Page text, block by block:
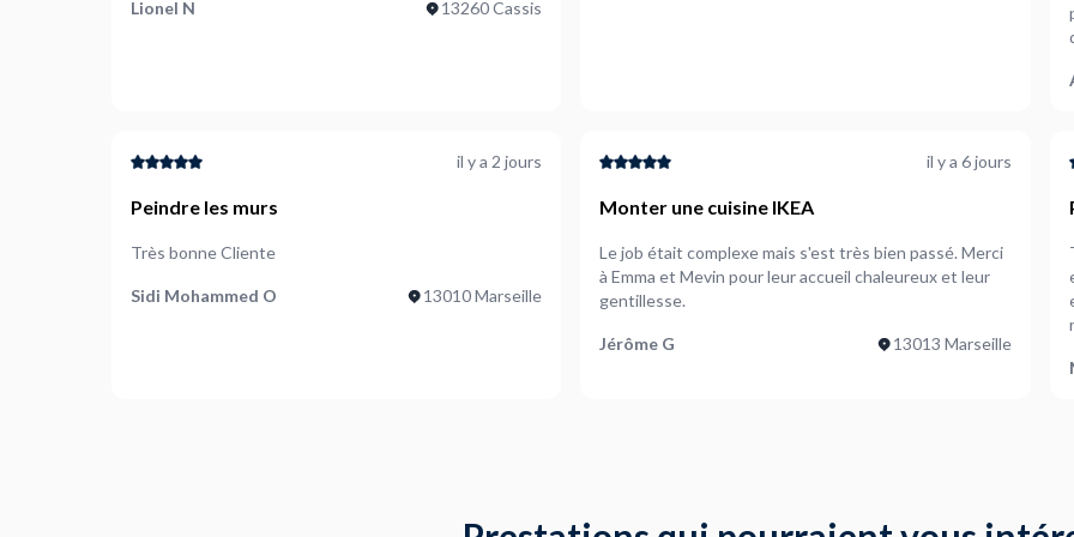
Lionel N 13260 Cassis
il y a 2 jours
Peindre les murs
Très bonne Cliente
Sidi Mohammed O 13010 Marseille
il y a 6 jours
Monter une cuisine IKEA
Le job était complexe mais s'est très bien passé. Merci
à Emma et Mevin pour leur accueil chaleureux et leur
gentillesse.
Jérôme G 13013 Marseille